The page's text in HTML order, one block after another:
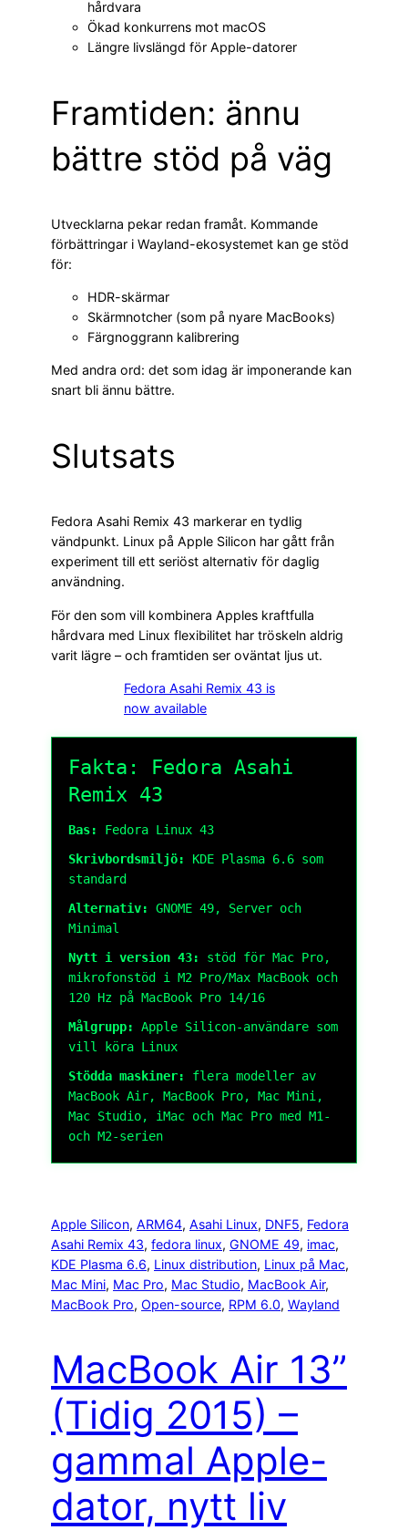
hårdvara
Ökad konkurrens mot macOS
Längre livslängd för Apple-datorer
Framtiden: ännu
bättre stöd på väg
Utvecklarna pekar redan framåt. Kommande
förbättringar i Wayland-ekosystemet kan ge stöd
för:
HDR-skärmar
Skärmnotcher (som på nyare MacBooks)
Färgnoggrann kalibrering
Med andra ord: det som idag är imponerande kan
snart bli ännu bättre.
Slutsats
Fedora Asahi Remix 43 markerar en tydlig
vändpunkt. Linux på Apple Silicon har gått från
experiment till ett seriöst alternativ för daglig
användning.
För den som vill kombinera Apples kraftfulla
hårdvara med Linux flexibilitet har tröskeln aldrig
varit lägre – och framtiden ser oväntat ljus ut.
Fedora Asahi Remix 43 is
now available
Fakta: Fedora Asahi
Remix 43
Bas:
Fedora Linux 43
Skrivbordsmiljö:
KDE Plasma 6.6 som
standard
Alternativ:
GNOME 49, Server och
Minimal
Nytt i version 43:
stöd för Mac Pro,
mikrofonstöd i M2 Pro/Max MacBook och
120 Hz på MacBook Pro 14/16
Målgrupp:
Apple Silicon-användare som
vill köra Linux
Stödda maskiner:
flera modeller av
MacBook Air, MacBook Pro, Mac Mini,
Mac Studio, iMac och Mac Pro med M1-
och M2-serien
Apple Silicon, ARM64, Asahi Linux, DNF5, Fedora
Asahi Remix 43, fedora linux, GNOME 49, imac
KDE Plasma 6.6, Linux distribution, Linux på Mac
Mac Mini, Mac Pro, Mac Studio, MacBook Air
MacBook Pro, Open-source, RPM 6.0, Wayland
MacBook Air 13”
(Tidig 2015) –
gammal Apple-
dator, nytt liv